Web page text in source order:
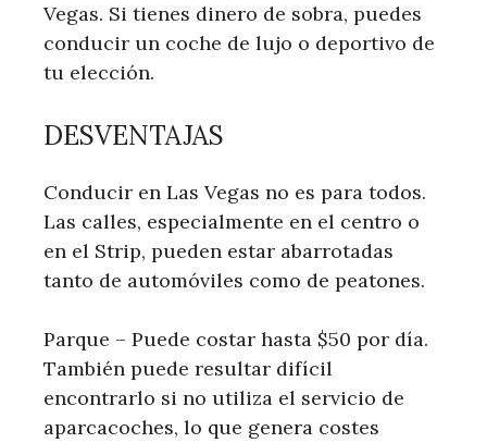
Vegas. Si tienes dinero de sobra, puedes
conducir un coche de lujo o deportivo de
tu elección.
DESVENTAJAS
Conducir en Las Vegas no es para todos.
Las calles, especialmente en el centro o
en el Strip, pueden estar abarrotadas
tanto de automóviles como de peatones.
Parque – Puede costar hasta $50 por día.
También puede resultar difícil
encontrarlo si no utiliza el servicio de
aparcacoches, lo que genera costes